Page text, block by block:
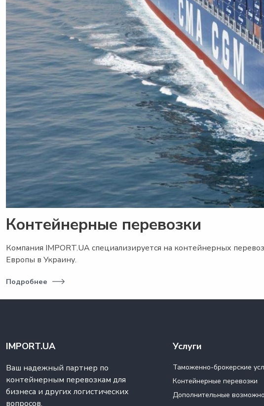
Контейнерные перевозки
Компания IMPORT.UA специализируется на контейнерных
Европы в Украину.
Подробнее
IMPORT.UA
Ваш надежный партнер по
контейнерным перевозкам для
бизнеса и других логистических
вопросов.
Услуги
Таможенно-брокерские
Контейнерные перевозки
Дополнительные